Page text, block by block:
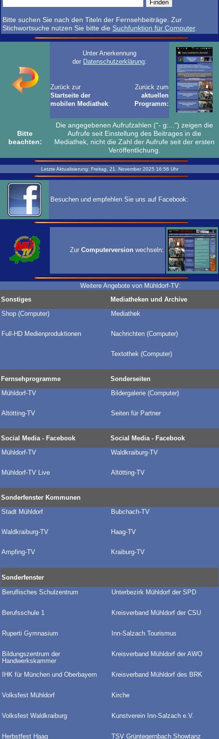
Bitte suchen Sie nach den Titeln der Fernsehbeiträge. Zur
Stichwortsuche nutzen Sie bitte die Suchfunktion für Computer.
Unter Anerkennung
der Datenschutzerklärung:
Zurück zur
Startseite der
mobilen Mediathek:
Zurück zum
aktuellen
Programm:
Bitte
beachten:
Die angegebenen Aufrufzahlen ("- g:...") zeigen die
Aufrufe seit Einstellung des Beitrages in die
Mediathek, nicht die Zahl der Aufrufe seit der ersten
Veröffentlichung.
Letzte Aktualisierung: Freitag, 21. November 2025 16:56 Uhr
Besuchen und empfehlen Sie uns auf Facebook:
Zur Computerversion wechseln:
Weitere Angebote von Mühldorf-TV:
Sonstiges
Mediatheken und Archive
Shop (Computer)
Mediathek
Full-HD Medienproduktionen Nachrichten (Computer)
Textothek (Computer)
Fernsehprogramme
Sonderseiten
Mühldorf-TV
Bildergalerie (Computer)
Altötting-TV Seiten für Partner
Social Media - Facebook
Social Media - Facebook
Mühldorf-TV
Waldkraiburg-TV
Mühldorf-TV Live Altötting-TV
Sonderfenster Kommunen
Stadt Mühldorf
Bubchach-TV
Waldkraiburg-TV Haag-TV
Ampfing-TV Kraiburg-TV
Sonderfenster
Beruflisches Schulzentrum
Unterbezirk Mühldorf der SPD
Berufsschule 1 Kreisverband Mühldorf der CSU
Ruperti Gymnasium Inn-Salzach Tourismus
Bildungszentrum der
Handwerkskammer
Kreisverband Mühldorf der AWO
IHK für München und Oberbayern Kreisverband Mühldorf des BRK
Volksfest Mühldorf Kirche
Volksfest Waldkraiburg Kunstverein Inn-Salzach e.V.
Herbstfest Haag TSV Grüntegernbach Showtanz